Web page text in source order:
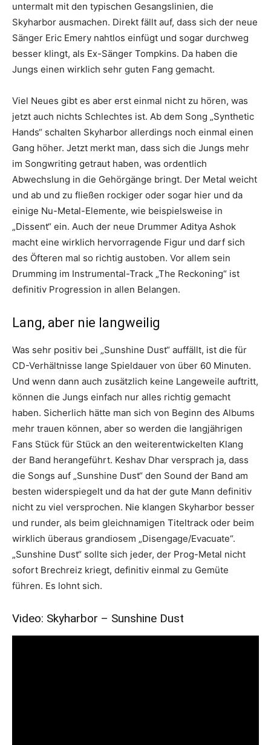
untermalt mit den typischen Gesangslinien, die
Skyharbor ausmachen. Direkt fällt auf, dass sich der neue
Sänger Eric Emery nahtlos einfügt und sogar durchweg
besser klingt, als Ex-Sänger Tompkins. Da haben die
Jungs einen wirklich sehr guten Fang gemacht.
Viel Neues gibt es aber erst einmal nicht zu hören, was
jetzt auch nichts Schlechtes ist. Ab dem Song „Synthetic
Hands“ schalten Skyharbor allerdings noch einmal einen
Gang höher. Jetzt merkt man, dass sich die Jungs mehr
im Songwriting getraut haben, was ordentlich
Abwechslung in die Gehörgänge bringt. Der Metal weicht
und ab und zu fließen rockiger oder sogar hier und da
einige Nu-Metal-Elemente, wie beispielsweise in
„Dissent“ ein. Auch der neue Drummer Aditya Ashok
macht eine wirklich hervorragende Figur und darf sich
des Öfteren mal so richtig austoben. Vor allem sein
Drumming im Instrumental-Track „The Reckoning“ ist
definitiv Progression in allen Belangen.
Lang, aber nie langweilig
Was sehr positiv bei „Sunshine Dust“ auffällt, ist die für
CD-Verhältnisse lange Spieldauer von über 60 Minuten.
Und wenn dann auch zusätzlich keine Langeweile auftritt,
können die Jungs einfach nur alles richtig gemacht
haben. Sicherlich hätte man sich von Beginn des Albums
mehr trauen können, aber so werden die langjährigen
Fans Stück für Stück an den weiterentwickelten Klang
der Band herangeführt. Keshav Dhar versprach ja, dass
die Songs auf „Sunshine Dust“ den Sound der Band am
besten widerspiegelt und da hat der gute Mann definitiv
nicht zu viel versprochen. Nie klangen Skyharbor besser
und runder, als beim gleichnamigen Titeltrack oder beim
wirklich überaus grandiosem „Disengage/Evacuate“.
„Sunshine Dust“ sollte sich jeder, der Prog-Metal nicht
sofort Brechreiz kriegt, definitiv einmal zu Gemüte
führen. Es lohnt sich.
Video: Skyharbor – Sunshine Dust